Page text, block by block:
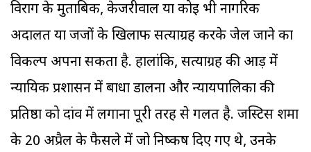
विराग के मुताबिक, केजरीवाल या कोई भी नागरिक
अदालत या जजों के खिलाफ सत्याग्रह करके जेल जाने का
विकल्प अपना सकता है. हालांकि, सत्याग्रह की आड़ में
न्यायिक प्रशासन में बाधा डालना और न्यायपालिका की
प्रतिष्ठा को दांव में लगाना पूरी तरह से गलत है. जस्टिस शर्मा
के 20 अप्रैल के फैसले में जो निष्कर्ष दिए गए थे, उनके